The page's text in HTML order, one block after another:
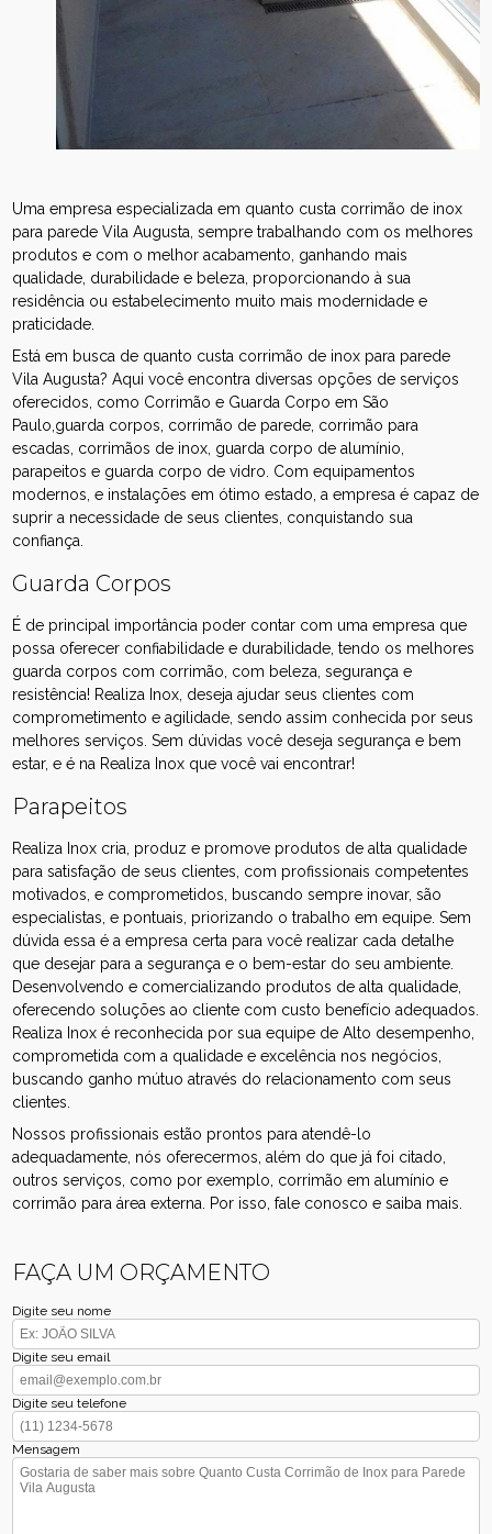
Uma empresa especializada em quanto custa corrimão de inox
para parede Vila Augusta, sempre trabalhando com os melhores
produtos e com o melhor acabamento, ganhando mais
qualidade, durabilidade e beleza, proporcionando à sua
residência ou estabelecimento muito mais modernidade e
praticidade.
Está em busca de quanto custa corrimão de inox para parede
Vila Augusta? Aqui você encontra diversas opções de serviços
oferecidos, como Corrimão e Guarda Corpo em São
Paulo,guarda corpos, corrimão de parede, corrimão para
escadas, corrimãos de inox, guarda corpo de alumínio,
parapeitos e guarda corpo de vidro. Com equipamentos
modernos, e instalações em ótimo estado, a empresa é capaz de
suprir a necessidade de seus clientes, conquistando sua
confiança.
Guarda Corpos
É de principal importância poder contar com uma empresa que
possa oferecer confiabilidade e durabilidade, tendo os melhores
guarda corpos com corrimão, com beleza, segurança e
resistência! Realiza Inox, deseja ajudar seus clientes com
comprometimento e agilidade, sendo assim conhecida por seus
melhores serviços. Sem dúvidas você deseja segurança e bem
estar, e é na Realiza Inox que você vai encontrar!
Parapeitos
Realiza Inox cria, produz e promove produtos de alta qualidade
para satisfação de seus clientes, com profissionais competentes
motivados, e comprometidos, buscando sempre inovar, são
especialistas, e pontuais, priorizando o trabalho em equipe. Sem
dúvida essa é a empresa certa para você realizar cada detalhe
que desejar para a segurança e o bem-estar do seu ambiente.
Desenvolvendo e comercializando produtos de alta qualidade,
oferecendo soluções ao cliente com custo benefício adequados.
Realiza Inox é reconhecida por sua equipe de Alto desempenho,
comprometida com a qualidade e excelência nos negócios,
buscando ganho mútuo através do relacionamento com seus
clientes.
Nossos profissionais estão prontos para atendê-lo
adequadamente, nós oferecermos, além do que já foi citado,
outros serviços, como por exemplo, corrimão em alumínio e
corrimão para área externa. Por isso, fale conosco e saiba mais.
FAÇA UM ORÇAMENTO
Digite seu nome
Digite seu email
Digite seu telefone
Mensagem